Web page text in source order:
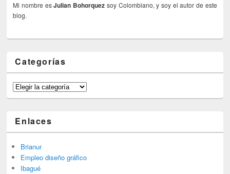
Mi nombre esJulian Bohorquez soy Colombiano, y soy el autor de este
blog.
Categorías
Categorías
Enlaces
Brianur
Empleo diseño gráfico
Ibagué